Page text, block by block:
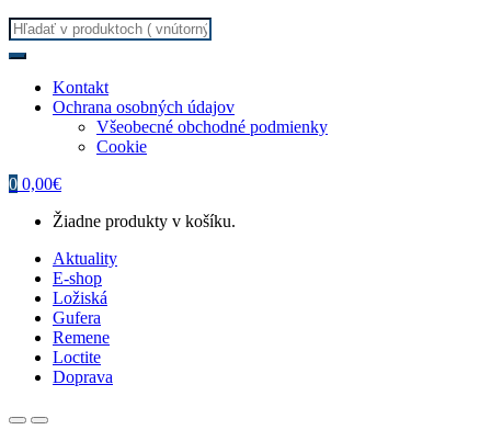
Search
for:
Kontakt
Ochrana osobných údajov
Všeobecné obchodné podmienky
Cookie
0 0,00€
Žiadne produkty v košíku.
Aktuality
E-shop
Ložiská
Gufera
Remene
Loctite
Doprava